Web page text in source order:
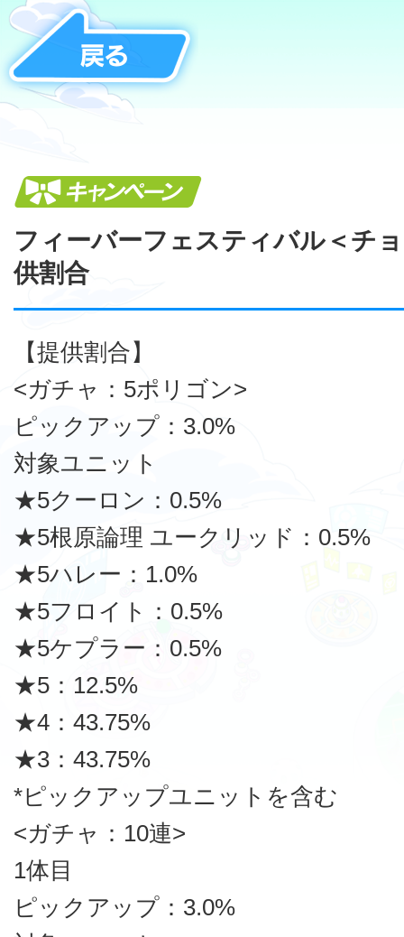
フィーバーフェスティバル＜チ
供割合
【提供割合】
<ガチャ：5ポリゴン>
ピックアップ：3.0%
対象ユニット
★5クーロン：0.5%
★5根原論理 ユークリッド：0.5%
★5ハレー：1.0%
★5フロイト：0.5%
★5ケプラー：0.5%
★5：12.5%
★4：43.75%
★3：43.75%
*ピックアップユニットを含む
<ガチャ：10連>
1体目
ピックアップ：3.0%